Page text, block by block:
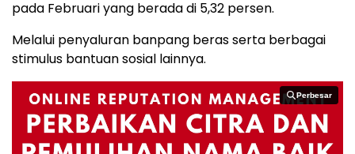
pada Februari yang berada di 5,32 persen.
Melalui penyaluran banpang beras serta berbagai
stimulus bantuan sosial lainnya.
Perbesar
Perbesar